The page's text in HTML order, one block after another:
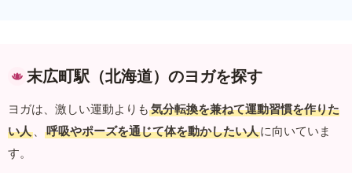
末広町駅（北海道）のヨガを探す
ヨガは、激しい運動よりも 気分転換を兼ねて運動習慣を作りた
い人 、 呼吸やポーズを通じて体を動かしたい人に向いていま
す。